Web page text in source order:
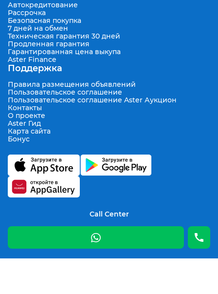
Автокредитование
Рассрочка
Безопасная покупка
7 дней на обмен
Техническая гарантия 30 дней
Продленная гарантия
Гарантированная цена выкупа
Aster Finance
Поддержка
Правила размещения объявлений
Пользовательское соглашение
Пользовательское соглашение Aster Аукцион
Контакты
О проекте
Aster Гид
Карта сайта
Бонус
Call Center
+7 708 941 08 08
Написать в службу заботы